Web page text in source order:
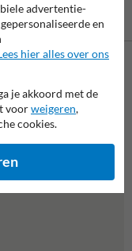
Betaling achteraf
is mogelijk
te bereiken op 011
of vul het
advertentie-
en
hier alles over ons
je akkoord met de
voorweigeren,
cookies.